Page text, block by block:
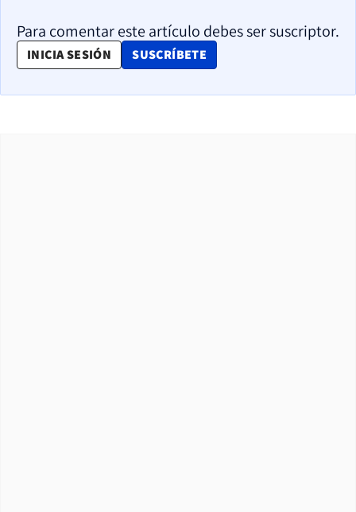
Para comentar este artículo debes ser suscriptor.
INICIA SESIÓN SUSCRÍBETE
OPENS IN NEW WINDOW